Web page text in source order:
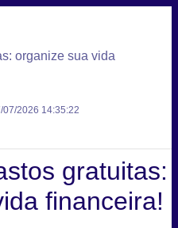
organize sua vida
07/2026 14:35:22
gratuitas:
financeira!